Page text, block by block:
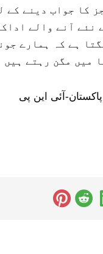
کا جواب دینے
نئے آنے والے
ہے کہ ہمارے
میں مگن رہتے
آئی این پی